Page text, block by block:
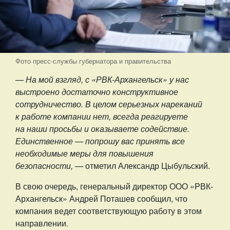
Фото пресс-службы губернатора и правительства
— На мой взгляд, с «РВК-Архангельск» у нас
выстроено достаточно конструктивное
сотрудничество. В целом серьезных нареканий
к работе компании нет, всегда реагируете
на наши просьбы и оказываете содействие.
Единственное — попрошу вас принять все
необходимые меры для повышения
безопасности, —отметил Александр Цыбульский.
В свою очередь, генеральный директор ООО «РВК-
Архангельск» Андрей Поташев сообщил, что
компания ведет соответствующую работу в этом
направлении.